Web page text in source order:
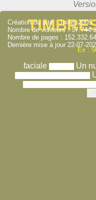
Ex :
faciale Un
Création du site : Juillet 2005
Nombre de visiteurs :
Nombre de pages :
Dernière mise à jour 22-07-